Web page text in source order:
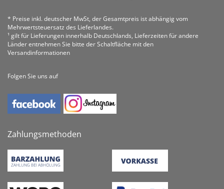
* Preise inkl. deutscher MwSt, der Gesamtpreis ist abhängig vom
Mehrwertsteuersatz des Lieferlandes.
¹ gilt für Lieferungen innerhalb Deutschlands, Lieferzeiten für andere
Länder entnehmen Sie bitte der Schaltfläche mit den
Versandinformationen
Folgen Sie uns auf
Zahlungsmethoden